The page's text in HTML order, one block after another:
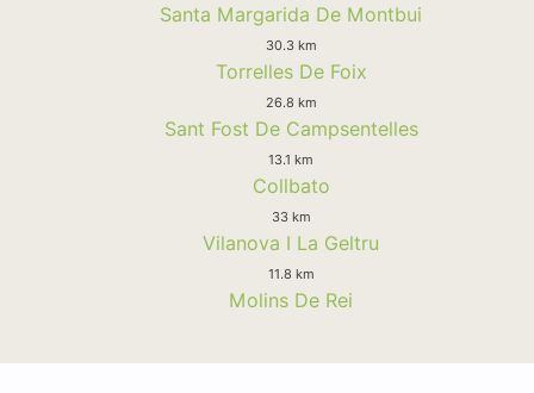
Santa Margarida De Montbui
30.3 km
Torrelles De Foix
26.8 km
Sant Fost De Campsentelles
13.1 km
Collbato
33 km
Vilanova I La Geltru
11.8 km
Molins De Rei